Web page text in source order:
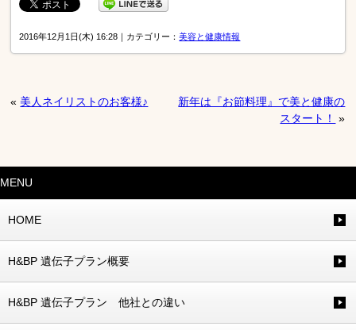
2016年12月1日(木) 16:28｜カテゴリー：美容と健康情報
« 美人ネイリストのお客様♪
新年は『お節料理』で美と健康の
スタート！
»
MENU
HOME
H&BP 遺伝子プラン概要
H&BP 遺伝子プラン 他社との違い